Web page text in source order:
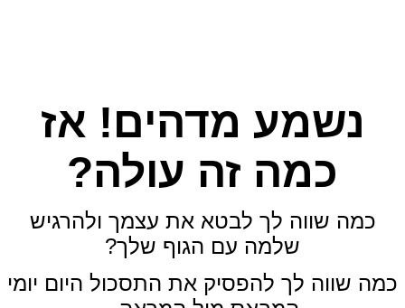
נשמע מדהים! אז
כמה זה עולה?
כמה שווה לך לבטא את עצמך ולהרגיש
שלמה עם הגוף שלך?
כמה שווה לך להפסיק את התסכול היום יומי